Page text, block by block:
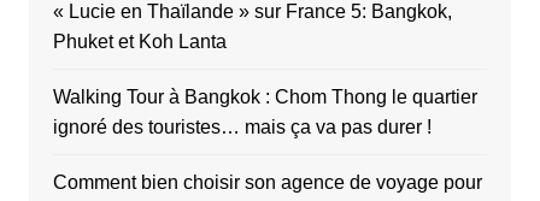
« Lucie en Thaïlande » sur France 5: Bangkok,
Phuket et Koh Lanta
Walking Tour à Bangkok : Chom Thong le quartier
ignoré des touristes… mais ça va pas durer !
Comment bien choisir son agence de voyage pour